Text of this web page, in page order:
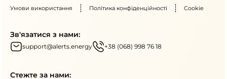
Умови використання Політика конфіденційності Cookie
Зв'язатися з нами:
support@alerts.energy +38 (068) 998 76 18
Стежте за нами: